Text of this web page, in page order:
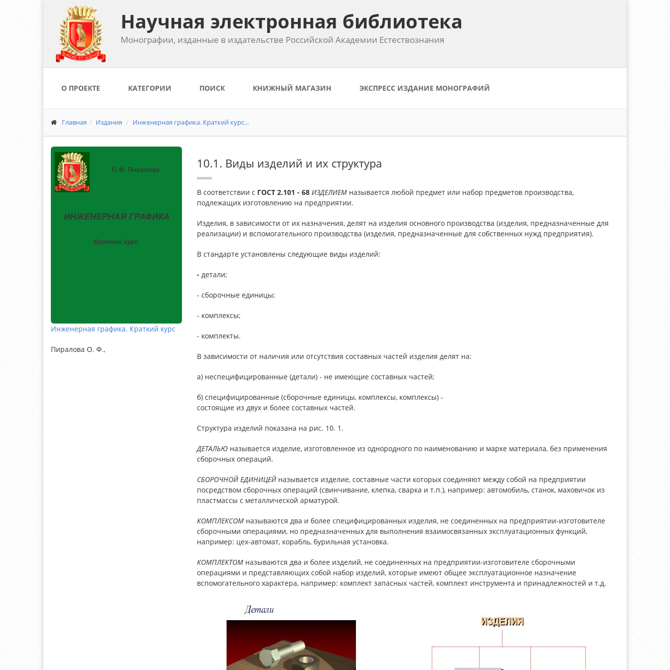
Научная электронная библиотека
Монографии, изданные в издательстве Российской Академии Естествознания
О ПРОЕКТЕ КАТЕГОРИИ ПОИСК КНИЖНЫЙ МАГАЗИН ЭКСПРЕСС ИЗДАНИЕ МОНОГРАФИЙ
Главная Издания Инженерная графика. Краткий курс...
Инженерная графика. Краткий курс
Пиралова О. Ф.,
10.1. Виды изделий и их структура
В соответствии с ГОСТ 2.101 - 68 ИЗДЕЛИЕМ называется любой предмет или набор предметов производства,
подлежащих изготовлению на предприятии.
Изделия, в зависимости от их назначения, делят на изделия основного производства (изделия, предназначенные для
реализации) и вспомогательного производства (изделия, предназначенные для собственных нужд предприятия).
В стандарте установлены следующие виды изделий:
- детали;
- сборочные единицы;
- комплексы;
- комплекты.
В зависимости от наличия или отсутствия составных частей изделия делят на:
а) неспецифицированные (детали) - не имеющие составных частей;
б) специфициpованные (сборочные единицы, комплексы, комплексы) -
состоящие из двух и более составных частей.
Структура изделий показана на рис. 10. 1.
ДЕТАЛЬЮназывается изделие, изготовленное из однородного по наименованию и марке материала, без применения
сборочных операций.
СБОPОЧHОЙ ЕДИHИЦЕЙназывается изделие, составные части которых соединяют между собой на предприятии
посредством сборочных операций (свинчивание, клепка, сварка и т.п.), например: автомобиль, станок, маховичок из
пластмассы с металлической арматурой.
КОМПЛЕКСОМназываются два и более специфициpованных изделия, не соединенных на предприятии-изготовителе
сборочными операциями, но предназначенных для выполнения взаимосвязанных эксплуатационных функций,
например: цех-автомат, корабль, бурильная установка.
КОМПЛЕКТОМназываются два и более изделий, не соединенных на предприятии-изготовителе сборочными
операциями и представляющих собой набор изделий, которые имеют общее эксплуатационное назначение
вспомогательного характера, например: комплект запасных частей, комплект инструмента и принадлежностей и т.д.